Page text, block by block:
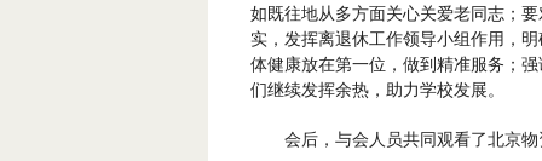
如既往地从多方面关心关爱老同志；
实，发挥离退休工作领导小组作用，
体健康放在第一位，做到精准服务；
们继续发挥余热，助力学校发展。
会后，与会人员共同观看了北京